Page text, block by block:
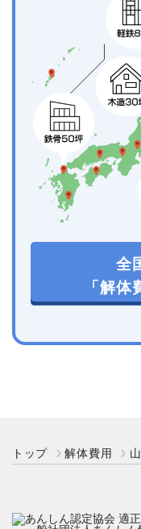
全
「解
トップ 解体費用